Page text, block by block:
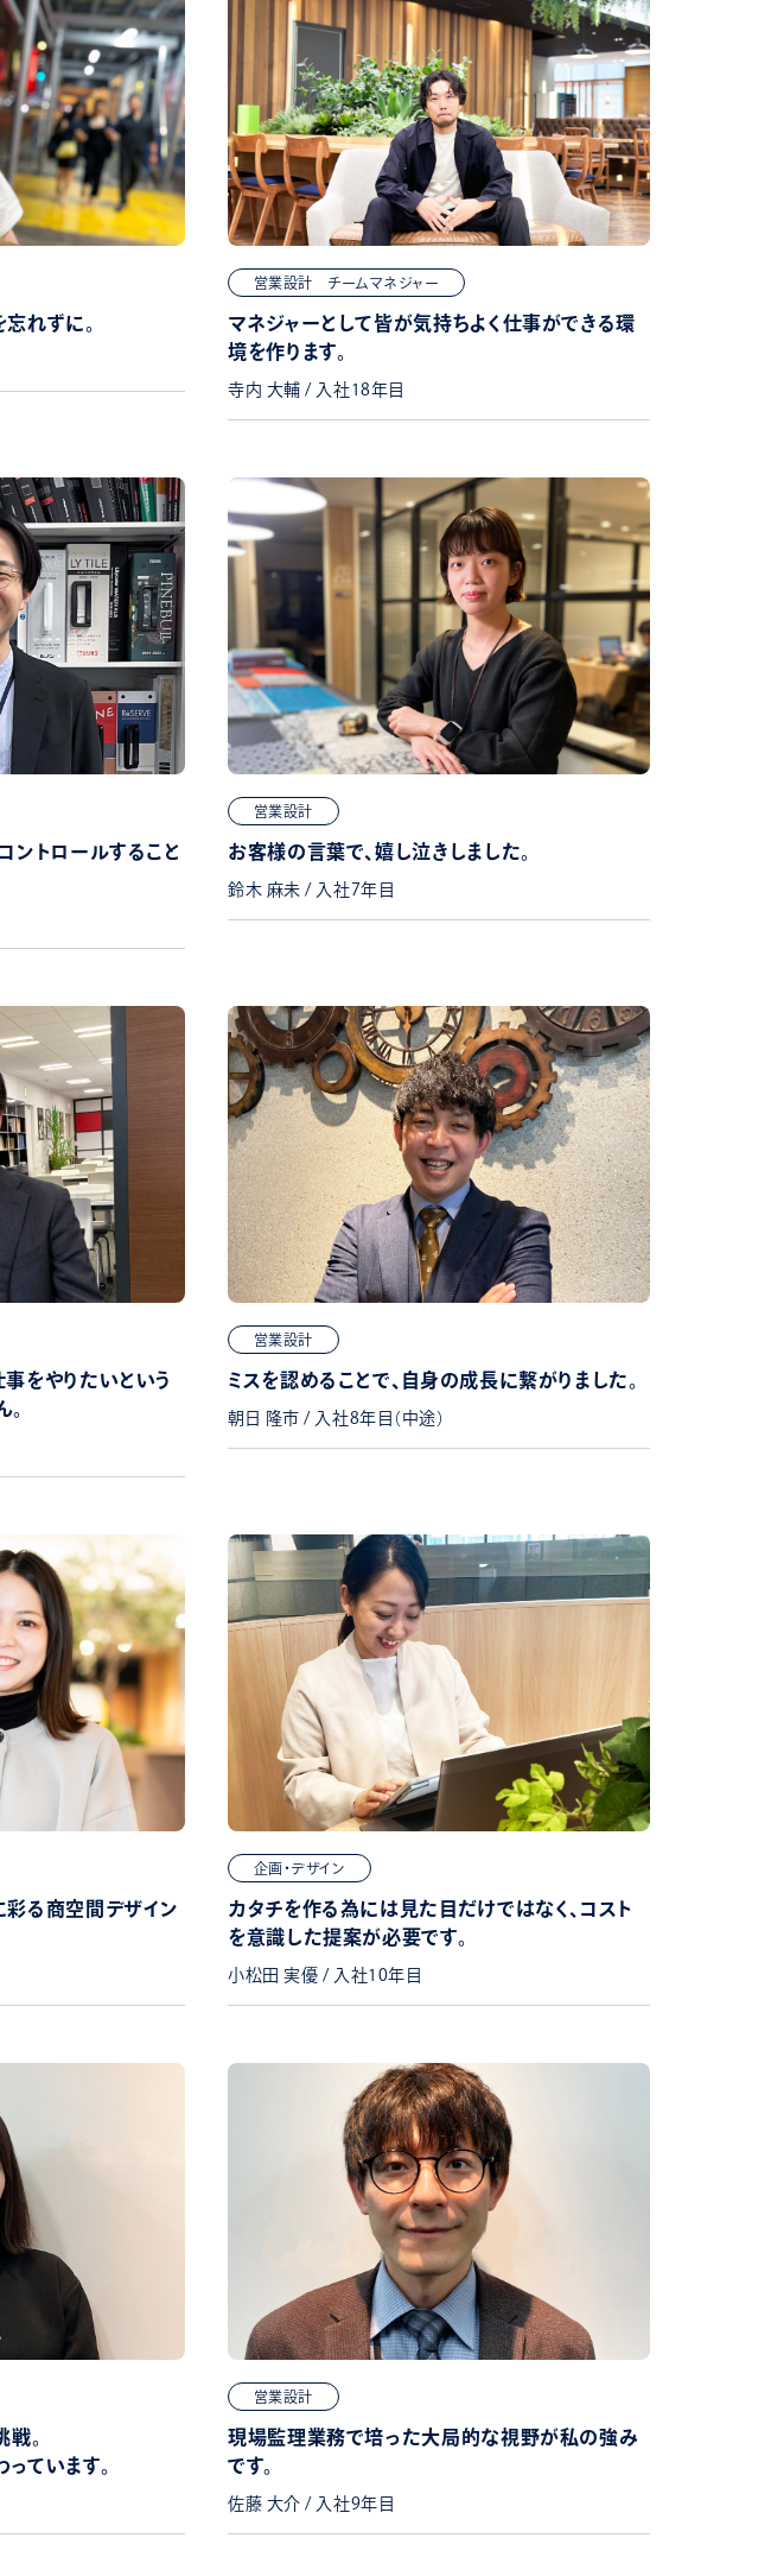
れずに。
営業設計 チームマネジャー
マネジャーとして皆が気持ちよく仕事ができる環
境を作ります。
寺内 大輔 / 入社18年目
ントロールすること
営業設計
お客様の言葉で、嬉し泣きしました。
鈴木 麻未 / 入社7年目
をやりたいという
営業設計
ミスを認めることで、自身の成長に繋がりました。
朝日 隆市 / 入社8年目（中途）
彩る商空間デザイン
企画・デザイン
カタチを作る為には見た目だけではなく、コスト
を意識した提案が必要です。
小松田 実優 / 入社10年目
戦。
ています。
営業設計
現場監理業務で培った大局的な視野が私の強み
です。
佐藤 大介 / 入社9年目